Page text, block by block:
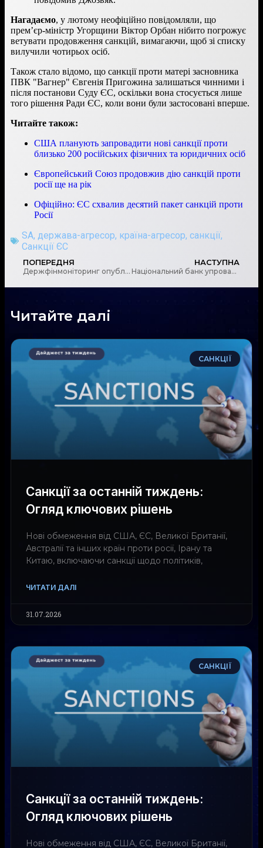
Нагадаємо, у лютому неофіційно повідомляли, що
прем’єр-міністр Угорщини Віктор Орбан нібито погрожує
ветувати продовження санкцій, вимагаючи, щоб зі списку
вилучили чотирьох осіб.
Також стало відомо, що санкції проти матері засновника
ПВК "Вагнер" Євгенія Пригожина залишаться чинними і
після постанови Суду ЄС, оскільки вона стосується лише
того рішення Ради ЄС, коли вони були застосовані вперше.
Читайте також:
США планують запровадити нові санкції проти
близько 200 російських фізичних та юридичних осіб
Європейський Союз продовжив дію санкцій проти
росії ще на рік
Офіційно: ЄС схвалив десятий пакет санкцій проти
Росії
SA, держава-агресор, країна-агресор, санкції,
Санкції ЄС
ПОПЕРЕДНЯ
Держфінмоніторинг опублікував дайджест актуальних новин світу в сфері ПВК/ФТ за лютий 2023 року
НАСТУПНА
Національний банк упроваджує інформаційну систему “Електронний архів НБУ”
Читайте далі
САНКЦІЇ
Санкції за останній тиждень:
Огляд ключових рішень
Нові обмеження від США, ЄС, Великої Британії,
Австралії та інших країн проти росії, Ірану та
Китаю, включаючи санкції щодо політиків,
ЧИТАТИ ДАЛІ
31.07.2026
САНКЦІЇ
Санкції за останній тиждень:
Огляд ключових рішень
Нові обмеження від США, ЄС, Великої Британії,